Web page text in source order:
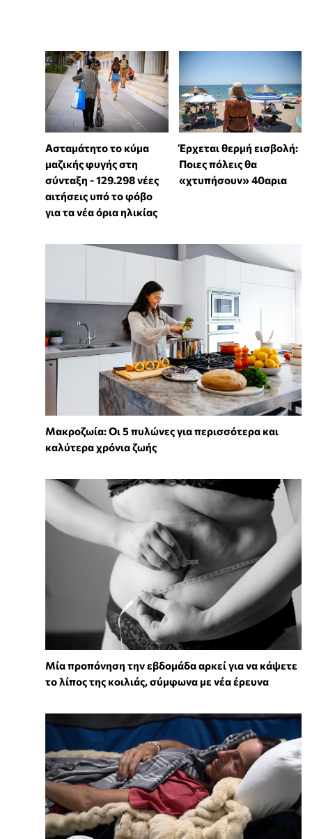
Ασταμάτητο το κύμα
μαζικής φυγής στη
σύνταξη - 129.298 νέες
αιτήσεις υπό το φόβο
για τα νέα όρια ηλικίας
Έρχεται θερμή εισβολή:
Ποιες πόλεις θα
«χτυπήσουν» 40αρια
Mακροζωία: Οι 5 πυλώνες για περισσότερα και
καλύτερα χρόνια ζωής
Μία προπόνηση την εβδομάδα αρκεί για να κάψετε
το λίπος της κοιλιάς, σύμφωνα με νέα έρευνα